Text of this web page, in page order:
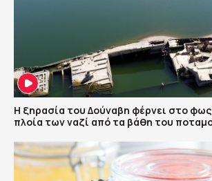
Η ξηρασία του Δούναβη φέρνει στο
πλοία των ναζί από τα βάθη του